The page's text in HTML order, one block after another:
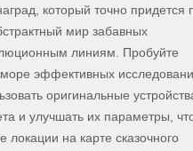
который точно придется
мир забавных
линиям. Пробуйте
эффективных
оригинальные
и улучшать их параметры,
на карте сказочного